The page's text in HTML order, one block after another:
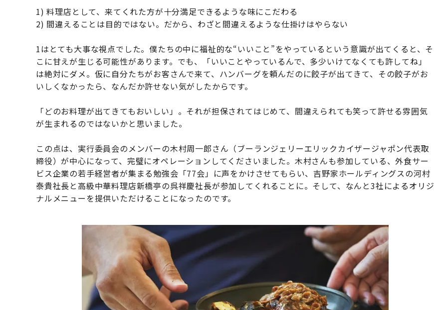
1) 料理店として、来てくれた方が十分満足できるような味にこだわる
2) 間違えることは目的ではない。だから、わざと間違えるような仕掛けはやらない
1はとても大事な視点でした。僕たちの中に福祉的な“いいこと”をやっているという意識が出てくると、そ
こに甘えが生じる可能性があります。でも、「いいことやっているんで、多少いけてなくても許してね」
は絶対にダメ。仮に自分たちがお客さんで来て、ハンバーグを頼んだのに餃子が出てきて、その餃子がお
いしくなかったら、なんだか許せない気がしたからです。
「どのお料理が出てきてもおいしい」。それが担保されてはじめて、間違えられても笑って許せる雰囲気
が生まれるのではないかと思いました。
この点は、実行委員会のメンバーの木村周一郎さん（ブーランジェリーエリックカイザージャポン代表取
締役）が中心になって、完璧にオペレーションしてくださいました。木村さんも参加している、外食サー
ビス企業の若手経営者が集まる勉強会「77会」に声をかけさせてもらい、吉野家ホールディングスの河村
泰貴社長と高級中華料理店新橋亭の呉祥慶社長が参加してくれることに。そして、なんと3社によるオリジ
ナルメニューを提供いただけることになったのです。